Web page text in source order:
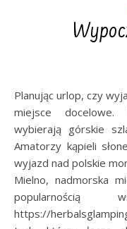
Planując urlop, czy wyjazd na weekend ważną rolę odgrywa
miejsce docelowe.
wybierają górskie
Amatorzy kąpieli
wyjazd nad polskie
Mielno, nadmorska
https://